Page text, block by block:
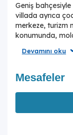
Geniş
villada ayrıca
merkeze, turizm
konumunda,
terasına
bulunmaktadır.
açık mutfak ve
yatak
banyo/wc
Devamını oku
Mesafeler